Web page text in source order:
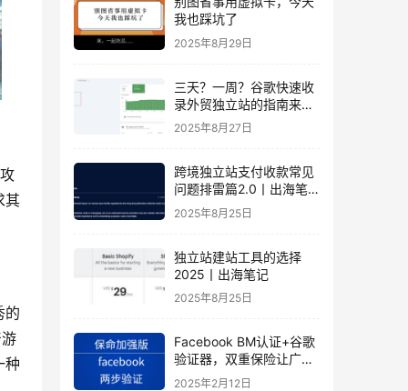
其
的
种
我也踩坑了
2025年8月29日
三天？一周？谷歌快速收
录外贸独立站的指南来
了！丨出海笔记
2025年8月27日
跨境独立站支付收款常见
问题排雷篇2.0丨出海笔
记
2025年8月25日
独立站建站工具的选择
2025丨出海笔记
2025年8月25日
Facebook BM认证+谷歌
验证器，双重保险让广告
投手账号稳如泰山
2025年2月12日